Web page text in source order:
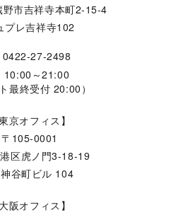
野市吉祥寺本町2-15-4
プレ吉祥寺102
0422-27-2498
10:00～21:00
最終受付 20:00）
東京オフィス】
〒105-0001
区虎ノ門3-18-19
谷町ビル 104
大阪オフィス】